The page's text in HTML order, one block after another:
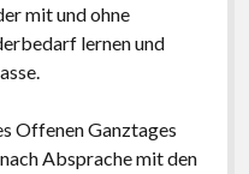
mit und ohne
lernen und
Offenen Ganztages
Absprache mit den